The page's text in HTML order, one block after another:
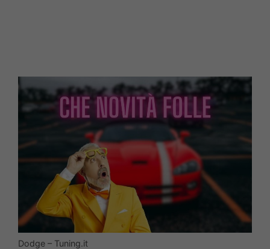
Dodge – Tuning.it